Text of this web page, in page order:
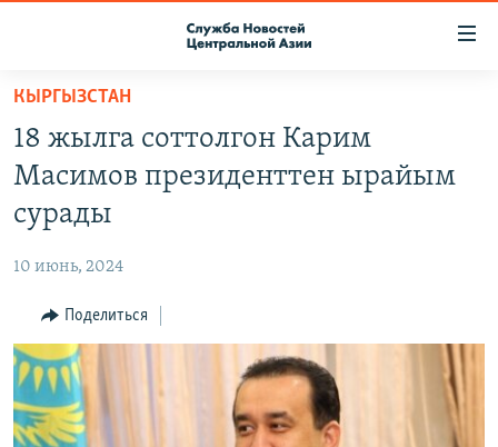
Вернуться
основному
содержанию
главной
Вернутся
поиску
НАСТОЯЩЕЕ ВРЕМЯ
МИГРАНТ МЕДИА
КЫРГЫЗСТАН
18 жылга соттолгон Карим
Масимов президенттен ырайым
сурады
10 июнь, 2024
Поделиться